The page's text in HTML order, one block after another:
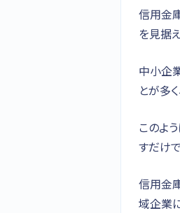
信用金
を見据
中小企
とが多
このよ
すだけ
信用金
域企業